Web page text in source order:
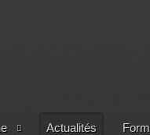
Actualités